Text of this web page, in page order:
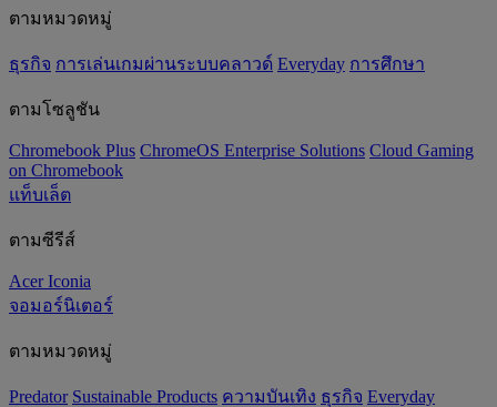
ตามหมวดหมู่
ธุรกิจ การเล่นเกมผ่านระบบคลาวด์ Everyday การศึกษา
ตามโซลูชัน
Chromebook Plus ChromeOS Enterprise Solutions Cloud Gaming
on Chromebook
แท็บเล็ต
ตามซีรีส์
Acer Iconia
จอมอร์นิเตอร์
ตามหมวดหมู่
Predator ‌Sustainable Products ความบันเทิง ธุรกิจ Everyday